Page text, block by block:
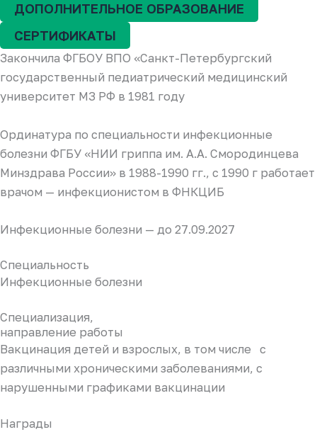
ДОПОЛНИТЕЛЬНОЕ ОБРАЗОВАНИЕ
СЕРТИФИКАТЫ
Закончила ФГБОУ ВПО «Санкт-Петербургский
государственный педиатрический медицинский
университет МЗ РФ в 1981 году
Ординатура по специальности инфекционные
болезни ФГБУ «НИИ гриппа им. А.А. Смородинцева
Минздрава России» в 1988-1990 гг., с 1990 г работает
врачом — инфекционистом в ФНКЦИБ
Инфекционные болезни — до 27.09.2027
Специальность
Инфекционные болезни
Специализация,
направление работы
Вакцинация детей и взрослых, в том числе с
различными хроническими заболеваниями, с
нарушенными графиками вакцинации
Награды